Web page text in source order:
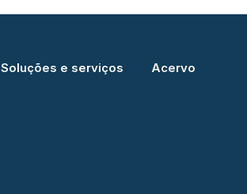
Soluções e serviços Acervo